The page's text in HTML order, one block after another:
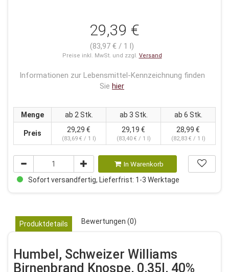
29,39 €
(83,97 € / 1 l)
Preise inkl. MwSt. und zzgl. Versand
Informationen zur Lebensmittel-Kennzeichnung finden
Sie hier
Menge ab 2 Stk. ab 3 Stk. ab 6 Stk.
Preis 29,29 €
(83,69 € / 1 l)
29,19 €
(83,40 € / 1 l)
28,99 €
(82,83 € / 1 l)
In Warenkorb
Sofort versandfertig, Lieferfrist: 1-3 Werktage
Produktdetails Bewertungen (0)
Humbel, Schweizer Williams
Birnenbrand Knospe, 0,35l, 40%